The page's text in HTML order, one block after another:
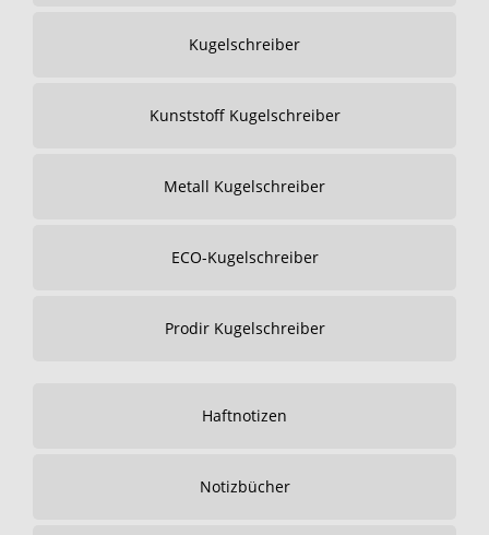
Kugelschreiber
Kunststoff Kugelschreiber
Metall Kugelschreiber
ECO-Kugelschreiber
Prodir Kugelschreiber
Haftnotizen
Notizbücher